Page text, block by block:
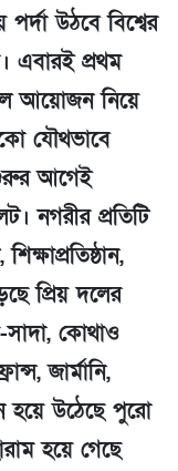
উঠবে বিশ্বের
এবারই প্রথম
আয়োজন নিয়ে
যৌথভাবে
আগেই
নগরীর প্রতিটি
প্রিয় দলের
সাদা, কোথাও
জার্মানি,
হয়ে উঠেছে পুরো
হয়ে গেছে